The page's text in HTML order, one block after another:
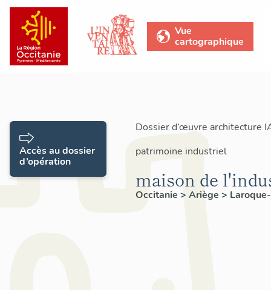
Vue
cartographique
Dossier d’œuvre architecture
patrimoine industriel
maison de
Occitanie > Ariège >
Accès au dossier
d’opération